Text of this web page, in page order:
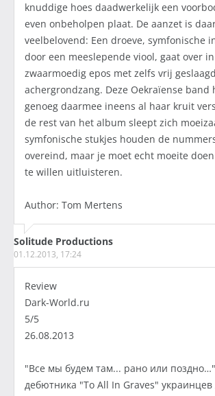
knuddige hoes daadwerkelijk een
even onbeholpen plaat. De aanzet is
veelbelovend: Een droeve, symfonische
door een meeslepende viool, gaat over
zwaarmoedig epos met zelfs vrij
achergrondzang. Deze Oekraïense band
genoeg daarmee ineens al haar kruit
de rest van het album sleept zich
symfonische stukjes houden de
overeind, maar je moet echt moeite
te willen uitluisteren.
Author: Tom Mertens
Solitude Productions
01.12.2013, 17:24
Review
Dark-World.ru
5/5
26.08.2013
"Все мы будем там... рано или
дебютника "To All In Graves" украинцев